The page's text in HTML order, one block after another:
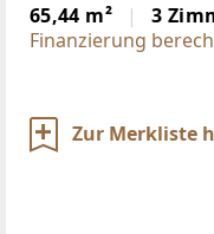
65,44 m² 3
Finanzierung
Zur Merkliste